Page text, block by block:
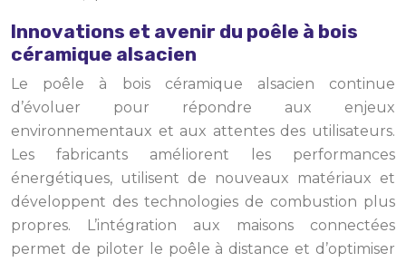
Innovations et avenir du poêle à bois
céramique alsacien
Le poêle à bois céramique alsacien continue
d’évoluer pour répondre aux enjeux
environnementaux et aux attentes des utilisateurs.
Les fabricants améliorent les performances
énergétiques, utilisent de nouveaux matériaux et
développent des technologies de combustion plus
propres. L’intégration aux maisons connectées
permet de piloter le poêle à distance et d’optimiser